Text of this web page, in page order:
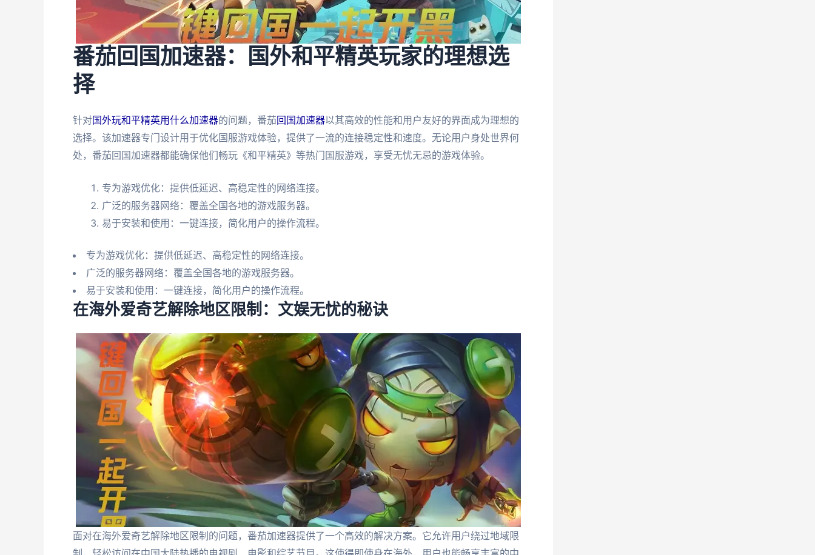
番茄回国加速器：国外和平精英玩家的理想选
择
针对国外玩和平精英用什么加速器的问题，番茄回国加速器以其高效的性能和用户友好的界面成为理想的
选择。该加速器专门设计用于优化国服游戏体验，提供了一流的连接稳定性和速度。无论用户身处世界何
处，番茄回国加速器都能确保他们畅玩《和平精英》等热门国服游戏，享受无忧无忌的游戏体验。
专为游戏优化：提供低延迟、高稳定性的网络连接。
广泛的服务器网络：覆盖全国各地的游戏服务器。
易于安装和使用：一键连接，简化用户的操作流程。
专为游戏优化：提供低延迟、高稳定性的网络连接。
广泛的服务器网络：覆盖全国各地的游戏服务器。
易于安装和使用：一键连接，简化用户的操作流程。
在海外爱奇艺解除地区限制：文娱无忧的秘诀
面对在海外爱奇艺解除地区限制的问题，番茄加速器提供了一个高效的解决方案。它允许用户绕过地域限